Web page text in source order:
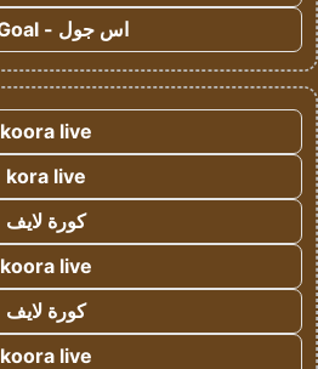
اس جول - AS Goal
koora live
kora live
كورة لايف
koora live
كورة لايف
koora live